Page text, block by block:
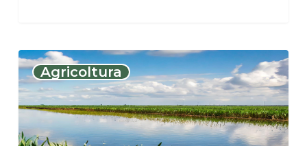
Agricoltura